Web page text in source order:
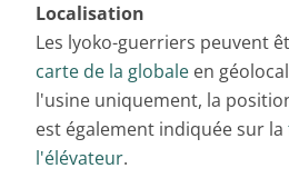
Localisation
Les lyoko-guerriers peuvent
carte de la globale en
l'usine uniquement, la
est également indiquée sur la
l'élévateur.